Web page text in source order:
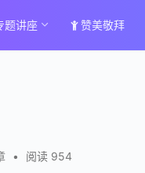
题讲座 赞美敬拜
• 阅读 954